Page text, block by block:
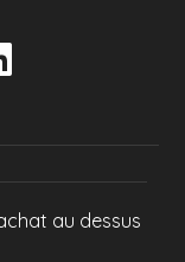
au dessus